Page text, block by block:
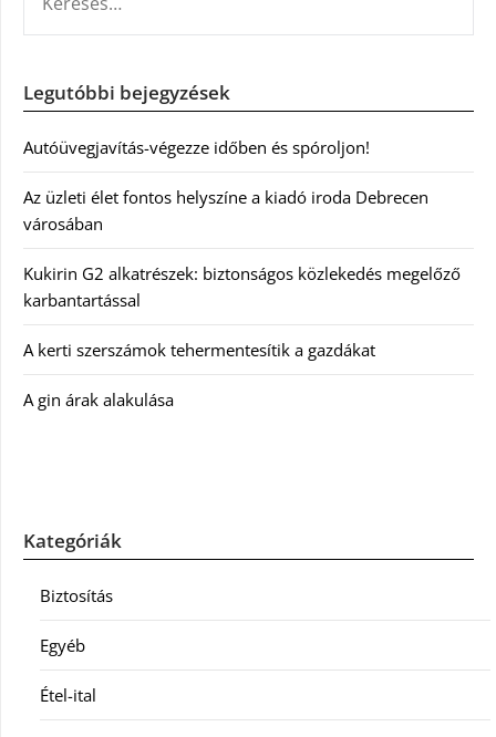
Legutóbbi bejegyzések
Autóüvegjavítás-végezze időben és spóroljon!
Az üzleti élet fontos helyszíne a kiadó iroda Debrecen
városában
Kukirin G2 alkatrészek: biztonságos közlekedés megelőző
karbantartással
A kerti szerszámok tehermentesítik a gazdákat
A gin árak alakulása
Kategóriák
Biztosítás
Egyéb
Étel-ital